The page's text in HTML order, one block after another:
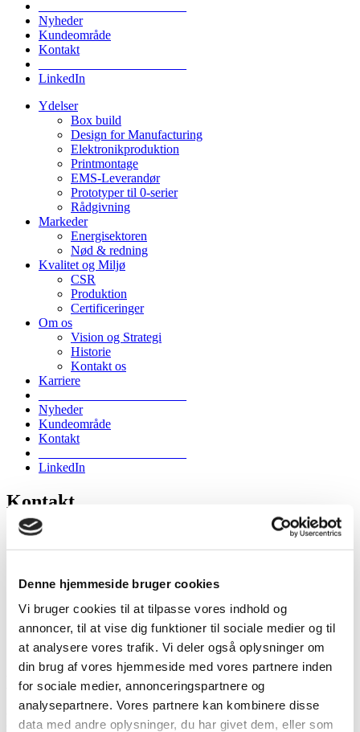
Denne hjemmeside bruger cookies
Vi bruger cookies til at tilpasse vores indhold og
annoncer, til at vise dig funktioner til sociale medier og til
at analysere vores trafik. Vi deler også oplysninger om
din brug af vores hjemmeside med vores partnere inden
for sociale medier, annonceringspartnere og
analysepartnere. Vores partnere kan kombinere disse
data med andre oplysninger, du har givet dem, eller som
Nyheder
Kundeområde
Kontakt
LinkedIn
Ydelser
Box build
Design for Manufacturing
Elektronikproduktion
Printmontage
EMS-Leverandør
Prototyper til 0-serier
Rådgivning
Markeder
Energisektoren
Nød & redning
Kvalitet og Miljø
CSR
Produktion
Certificeringer
Om os
Vision og Strategi
Historie
Kontakt os
Karriere
Nyheder
Kundeområde
Kontakt
LinkedIn
Kontakt
Kontaktdetaljer
Lokation